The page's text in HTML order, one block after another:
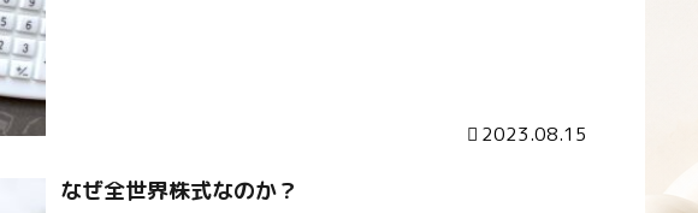
2023.08.15
なぜ全世界株式なのか？